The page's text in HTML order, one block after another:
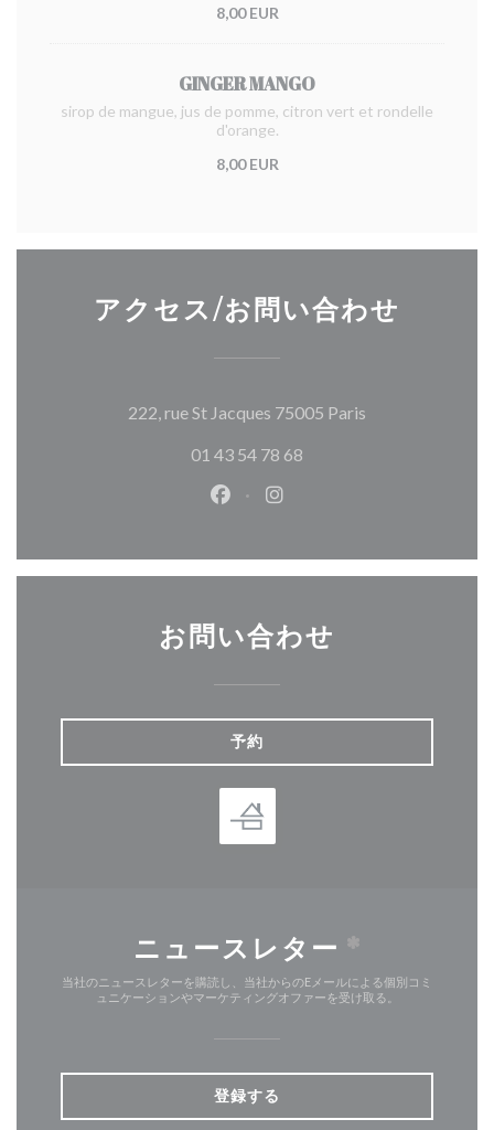
8,00 EUR
GINGER MANGO
sirop de mangue, jus de pomme, citron vert et rondelle
d'orange.
8,00 EUR
アクセス/お問い合わせ
222, rue St Jacques 75005 Paris
01 43 54 78 68
Facebook ((新しいウィンドウ
Instagram ((新しいウィ
お問い合わせ
予約
ニュースレター *
当社のニュースレターを購読し、当社からのEメールによる個別コミ
ュニケーションやマーケティングオファーを受け取る。
登録する